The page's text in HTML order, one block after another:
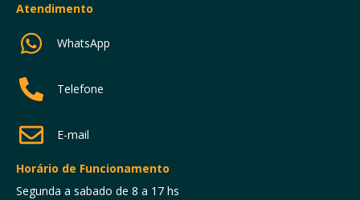
Atendimento
WhatsApp
Telefone
E-mail
Horário de Funcionamento
Segunda a sabado de 8 a 17 hs